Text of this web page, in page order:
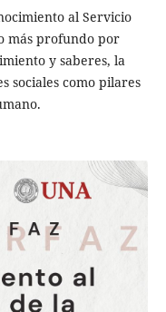
al Servicio
más profundo por
y saberes, la
sociales como pilares